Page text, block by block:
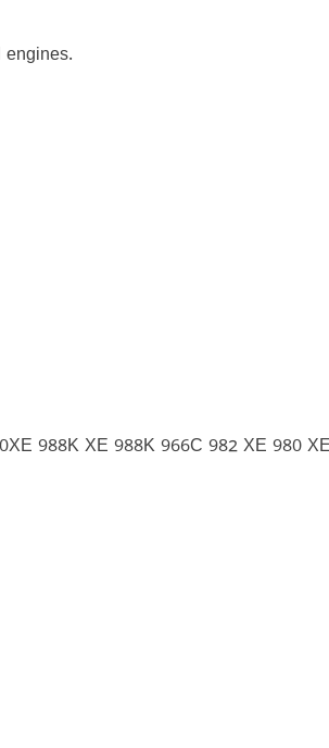
988K XE 988K 966C 982 XE 980